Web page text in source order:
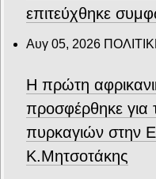
επιτεύχθηκε
Αυγ 05, 2026
Η πρώτη
προσφέρθηκε για
πυρκαγιών στην
Κ.Μητσοτάκης